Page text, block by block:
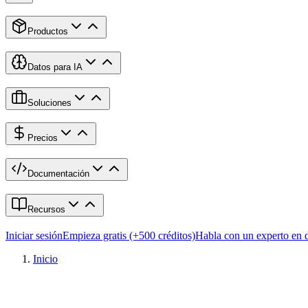
Productos
Datos para IA
Soluciones
Precios
Documentación
Recursos
Iniciar sesiónEmpieza gratis (+500 créditos)Habla con un experto en
Inicio